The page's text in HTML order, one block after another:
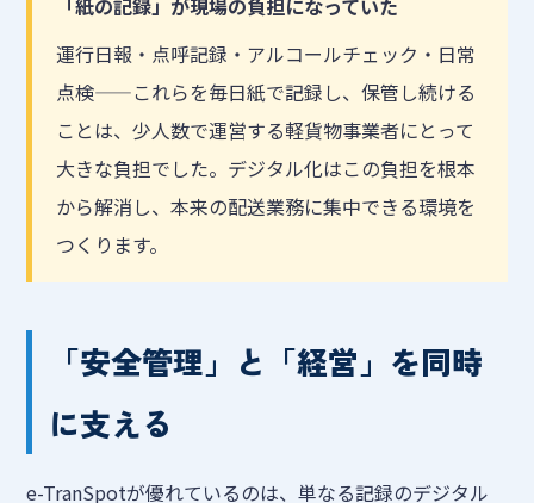
「紙の記録」が現場の負担になっていた
運行日報・点呼記録・アルコールチェック・日常
点検——これらを毎日紙で記録し、保管し続ける
ことは、少人数で運営する軽貨物事業者にとって
大きな負担でした。デジタル化はこの負担を根本
から解消し、本来の配送業務に集中できる環境を
つくります。
「安全管理」と「経営」を同時
に支える
e-TranSpotが優れているのは、単なる記録のデジタル